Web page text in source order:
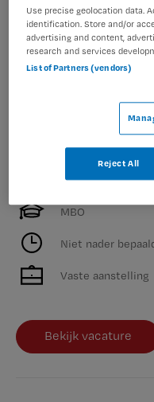
Bekijk vacature
Begeleider LVB
Delft
MBO
Niet nader
Vaste aanstelling
Bekijk vacature
Use precise geolocation data.
identification. Store and/or
advertising and content,
research and services
List of Partners (vendors)
Reject All